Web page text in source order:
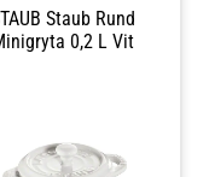
Staub Rund
0,2 L Vit